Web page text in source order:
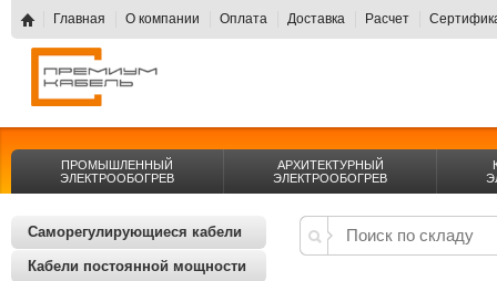
Главная О компании Оплата Доставка Расчет
ПРОМЫШЛЕННЫЙ
ЭЛЕКТРООБОГРЕВ
АРХИТЕКТУРНЫЙ
ЭЛЕКТРООБОГРЕВ
Саморегулирующиеся кабели
Кабели постоянной мощности